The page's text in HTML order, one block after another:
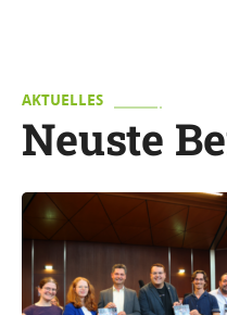
AKTUELLES
Neuste